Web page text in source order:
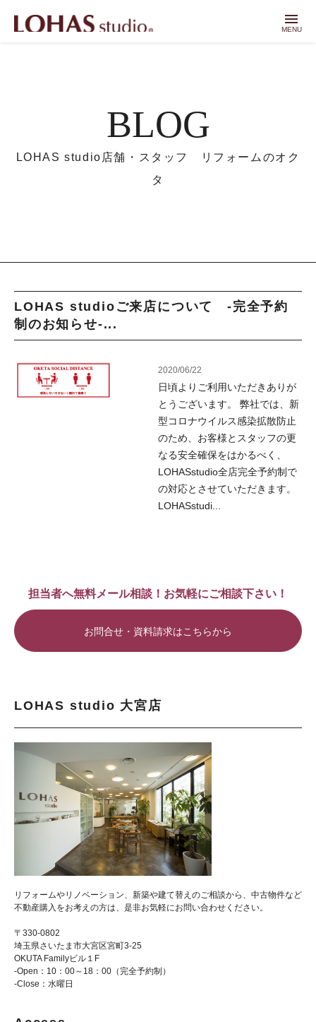
menu
MENU
BLOG
LOHAS studio店舗・スタッフ リフォームのオク
タ
LOHAS studioご来店について -完全予約
制のお知らせ-...
2020/06/22
日頃よりご利用いただきありが
とうございます。 弊社では、新
型コロナウイルス感染拡散防止
のため、お客様とスタッフの更
なる安全確保をはかるべく、
LOHASstudio全店完全予約制で
の対応とさせていただきます。
LOHASstudi...
担当者へ無料メール相談！お気軽にご相談下さい！
お問合せ・資料請求はこちらから
LOHAS studio 大宮店
リフォームやリノベーション、新築や建て替えのご相談から、中古物件など
不動産購入をお考えの方は、是非お気軽にお問い合わせください。
〒330-0802
埼玉県さいたま市大宮区宮町3-25
OKUTA Familyビル１F
-Open：10：00～18：00（完全予約制）
-Close：水曜日